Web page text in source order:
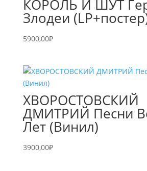
КОРОЛЬ И ШУТ
Злодеи
5900,00₽
ХВОРОСТОВСКИЙ
ДМИТРИЙ Песни
Лет (Винил)
3900,00₽